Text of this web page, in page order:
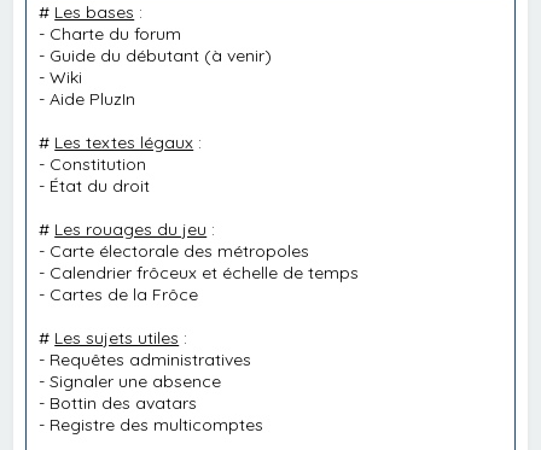
# Les bases :
- Charte du forum
- Guide du débutant (à venir)
-Wiki
-Aide PluzIn
# Les textes légaux :
- Constitution
- État du droit
# Les rouages du jeu :
- Carte électorale des métropoles
- Calendrier frôceux et échelle de temps
- Cartes de la Frôce
# Les sujets utiles :
- Requêtes administratives
-Signaler une absence
- Bottin des avatars
- Registre des multicomptes